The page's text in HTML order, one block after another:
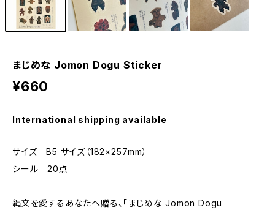
まじめな Jomon Dogu Sticker
¥660
International shipping available
サイズ＿B5 サイズ（182×257mm）
シール＿20点
縄文を愛するあなたへ贈る、「まじめな Jomon Dogu